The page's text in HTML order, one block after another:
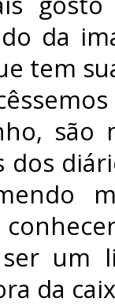
da
tem
são
um
da